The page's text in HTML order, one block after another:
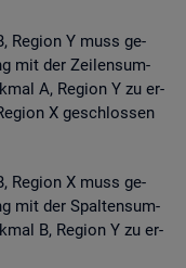
Re­gi­on Y muss ge­
mit der Zei­len­sum­
A, Re­gi­on Y zu er­
X ge­schlos­sen
Re­gi­on X muss ge­
mit der Spal­ten­sum­
B, Re­gi­on Y zu er­